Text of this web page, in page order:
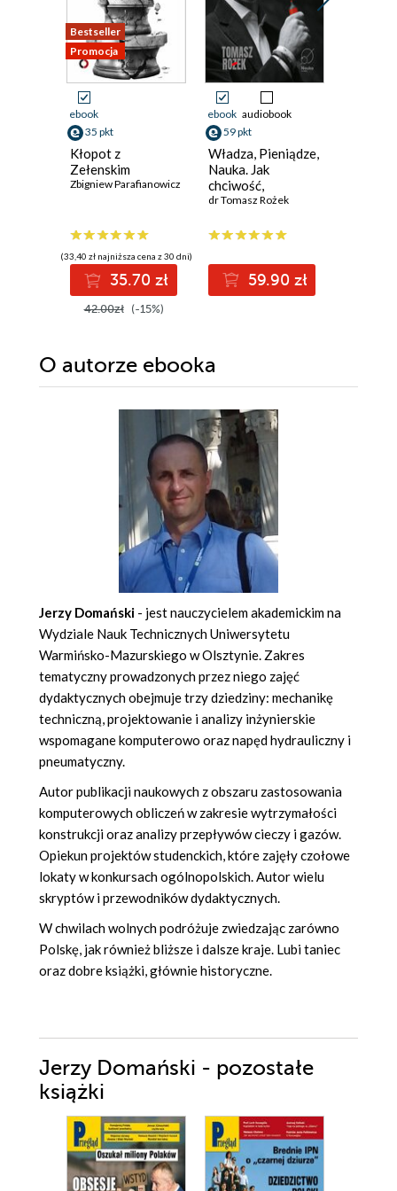
Bestseller
Promocja
ebook
35 pkt
Kłopot z
Zełenskim
Zbigniew Parafianowicz
(33,40 zł najniższa cena z 30 dni)
35.70 zł
42.00zł (-15%)
ebook audiobook
59 pkt
Władza, Pieniądze,
Nauka. Jak
chciwość,
ideologia i
wypaczyły badania
dr Tomasz Rożek
59.90 zł
O autorze ebooka
Jerzy Domański - jest nauczycielem akademickim na
Wydziale Nauk Technicznych Uniwersytetu
Warmińsko-Mazurskiego w Olsztynie. Zakres
tematyczny prowadzonych przez niego zajęć
dydaktycznych obejmuje trzy dziedziny: mechanikę
techniczną, projektowanie i analizy inżynierskie
wspomagane komputerowo oraz napęd hydrauliczny i
pneumatyczny.
Autor publikacji naukowych z obszaru zastosowania
komputerowych obliczeń w zakresie wytrzymałości
konstrukcji oraz analizy przepływów cieczy i gazów.
Opiekun projektów studenckich, które zajęły czołowe
lokaty w konkursach ogólnopolskich. Autor wielu
skryptów i przewodników dydaktycznych.
W chwilach wolnych podróżuje zwiedzając zarówno
Polskę, jak również bliższe i dalsze kraje. Lubi taniec
oraz dobre książki, głównie historyczne.
Jerzy Domański - pozostałe
książki